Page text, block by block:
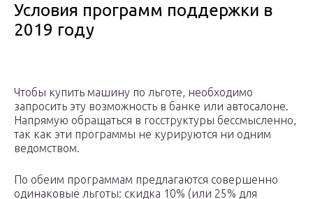
Условия программ поддержки в
2019 году
Чтобы купить машину по льготе, необходимо
запросить эту возможность в банке или автосалоне.
Напрямую обращаться в госструктуры бессмысленно,
так как эти программы не курируются ни одним
ведомством.
По обеим программам предлагаются совершенно
одинаковые льготы: скидка 10% (или 25% для